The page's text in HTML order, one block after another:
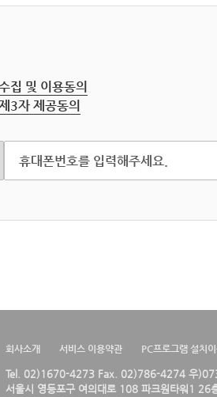
집 및 이용동의
3자 제공동의
회사소개 서비스 이용약관 PC프로그램 설치
Tel. 02)1670-4273 Fax. 02)786-4274 우
서울시 영등포구 여의대로 108 파크원타워1 26